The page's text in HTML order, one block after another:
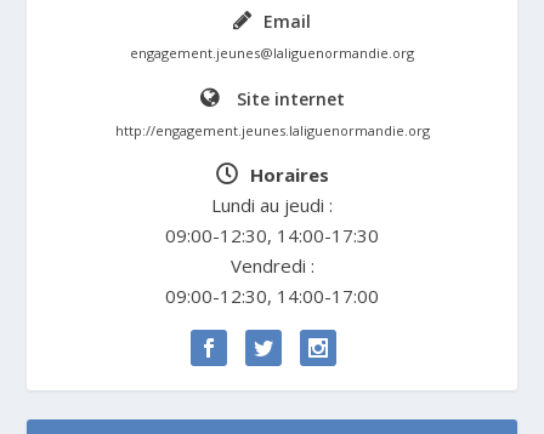
Email
engagement.jeunes@laliguenormandie.org
Site internet
http://engagement.jeunes.laliguenormandie.org
Horaires
Lundi au jeudi :
09:00-12:30, 14:00-17:30
Vendredi :
09:00-12:30, 14:00-17:00